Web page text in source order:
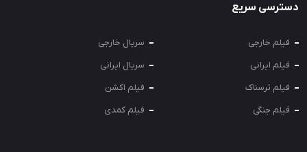
دسترسی سریع
فیلم خارجی
سریال خارجی
فیلم ایرانی
سریال ایرانی
فیلم ترسناک
فیلم اکشن
فیلم جنگی
فیلم کمدی